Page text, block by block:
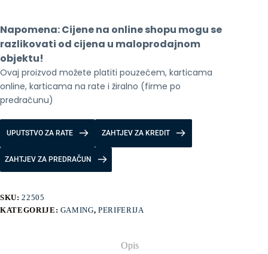
Edt
količina
Napomena: Cijene na online shopu mogu se
razlikovati od cijena u maloprodajnom
objektu!
Ovaj proizvod možete platiti pouzećem, karticama
online, karticama na rate i žiralno (firme po
predračunu)
UPUTSTVO ZA RATE ZAHTJEV ZA KREDIT
ZAHTJEV ZA PREDRAČUN
SKU:22505
KATEGORIJE: GAMING,PERIFERIJA
Opis